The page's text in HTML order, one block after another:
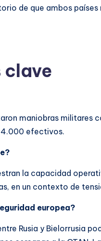
de que ambos
clave
maniobras militares
efectivos.
la capacidad
en un contexto de
europea?
Rusia y Bielorrusia